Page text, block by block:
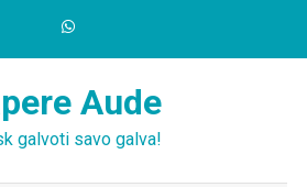
Aude
galvoti savo galva!